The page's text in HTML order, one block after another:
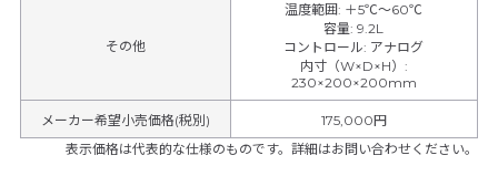
その他
温度範囲: ＋5℃～60℃
容量:9.2L
コントロール: アナログ
内寸（W×D×H） :
230×200×200mm
メーカー希望小売価格(税別)
175,000円
表示価格は代表的な仕様のものです。詳細はお問い合わせください。